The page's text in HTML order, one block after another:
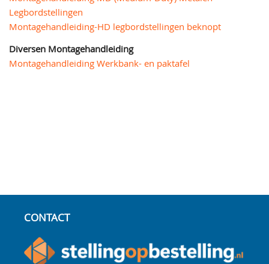
Legbordstellingen
Montagehandleiding-HD legbordstellingen beknopt
Diversen Montagehandleiding
Montagehandleiding Werkbank- en paktafel
CONTACT